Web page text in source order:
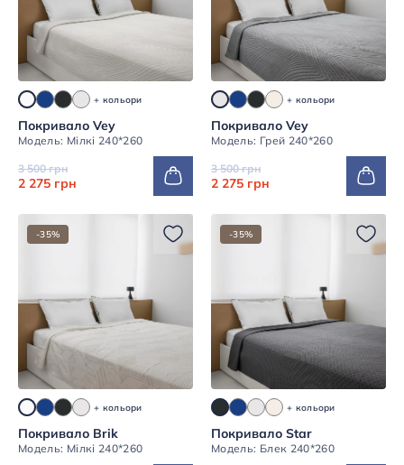
+ кольори
Покривало Vey
Модель: Мілкі 240*260
3 500 грн
2 275 грн
+ кольори
Покривало Vey
Модель: Грей 240*260
3 500 грн
2 275 грн
-35%
+ кольори
Покривало Brik
Модель: Мілкі 240*260
-35%
+ кольори
Покривало Star
Модель: Блек 240*260